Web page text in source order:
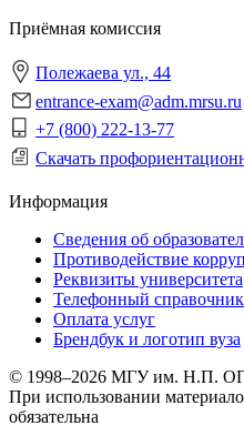
Приёмная комиссия
Полежаева ул., 44
entrance-exam@adm.mrsu.ru
+7 (800) 222-13-77
Скачать
Информация
Сведения об
Противодействие
Реквизиты университета
Телефонный справочник
Оплата услуг
Брендбук и логотип вуза
© 1998–2026 МГУ им. Н.П.
При использовании
обязательна